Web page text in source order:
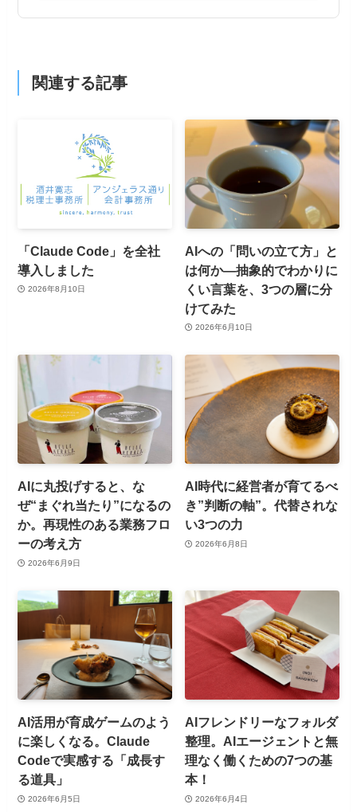
関連する記事
「Claude Code」を全社
導入しました
2026年8月10日
AIへの「問いの立て方」と
は何か—抽象的でわかりに
くい言葉を、3つの層に分
けてみた
2026年6月10日
AIに丸投げすると、な
ぜ“まぐれ当たり”になるの
か。再現性のある業務フロ
ーの考え方
2026年6月9日
AI時代に経営者が育てるべ
き”判断の軸”。代替されな
い3つの力
2026年6月8日
AI活用が育成ゲームのよう
に楽しくなる。Claude
Codeで実感する「成長す
る道具」
2026年6月5日
AIフレンドリーなフォルダ
整理。AIエージェントと無
理なく働くための7つの基
本！
2026年6月4日